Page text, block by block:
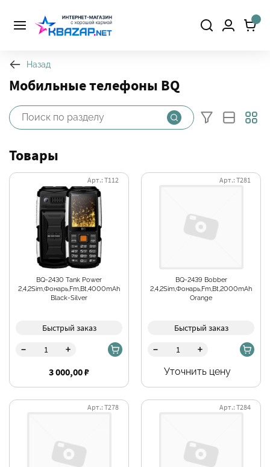
Назад
Мобильные телефоны BQ
Товары
BQ-2430 Tank Power
2,4,2Sim,Фонарь,Fm,Bt,4000mAh
Black-Silver
Арт.: Т112
Быстрый заказ
- +
3 000,00 ₽
BQ-2439 Bobber
2,4,2Sim,Фонарь,Fm,Bt,2000mAh
Orange
Арт.: Т281
Быстрый заказ
- +
Уточнить цену
Арт.: Т278 Арт.: Т284
Фильтры